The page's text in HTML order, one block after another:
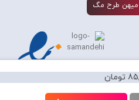
ميهن طرح مگ